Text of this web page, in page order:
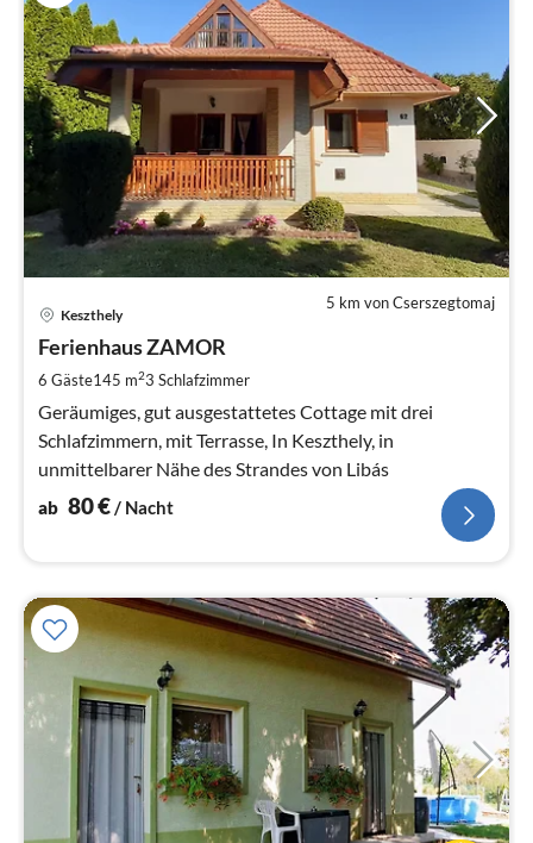
5 km von Cserszegtomaj
Keszthely
Ferienhaus ZAMOR
6 Gäste145 m23 Schlafzimmer
Geräumiges, gut ausgestattetes Cottage mit drei
Schlafzimmern, mit Terrasse, In Keszthely, in
unmittelbarer Nähe des Strandes von Libás
ab 80€/ Nacht